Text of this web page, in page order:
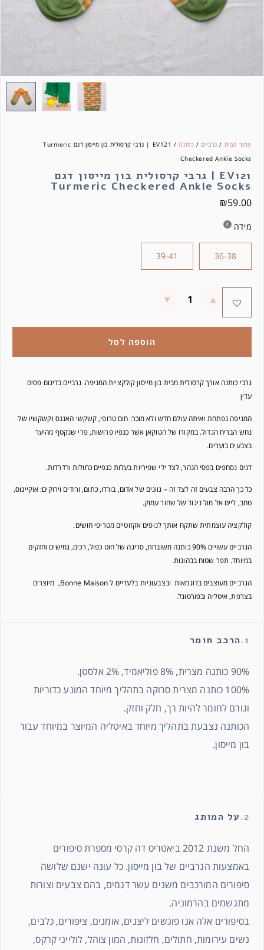
עמוד הבית / גרביים/ כותנה
/ EV121 | גרבי קרסולית בון מייסון דגם Turmeric
Checkered Ankle Socks
EV121 | גרבי קרסולית בון מייסון דגם
Turmeric Checkered Ankle Socks
₪59.00
מידה
36-38
39-41
הוספה לסל
גרבי כותנה אורך קרסולית מבית בון מייסון קולקציית המניפה. גרביים בדיגום פסים
עדין
המניפה נפתחת ואיתה עולם חדש ולא מוכר: חום טרופי, קשקשי האננס וקשקשיו של
נחש הבריח הגדול. במקורו של הטוקאן אשר כנפיו פרושות, פרי שנקטף מהיער
בצבעים בוערים.
דגים נסחפים בפסי הנהר, לצד ידי שפיריות בעלות כנפיים כחולות ורדרדות.
כל כך הרבה צבעים זה לצד זה – גוונים של אדום, בורדו, כתום, ורודים וירוקים: אוקיינוס,
טחב, ליים אל מול ניגוד של שחור עמוק.
קולקציה עוצמתית שתקח אותך לנופים אקזוטיים מטריפי חושים.
הגרביים עשויים 90% כותנה משובחת, סריגה של חוט כפול, רכים, גמישים וחזקים
במיוחד. תפר שטוח בבהונות.
הגרביים מעוצבים בדוגמאות ובצבעוניות בלעדיים ל Bonne Maison, מיוצרים
בצרפת, איטליה ובפורטוגל.
1. הרכב חומר
90% כותנה מצרית, 8% פוליאמיד, 2% אלסטן.
100% כותנה מצרית סרוקה בתהליך מיוחד המונע כדוריות
וגורם לחומר להיות רך, חלק וחזק.
הכותנה נצבעת בתהליך מיוחד באיטליה המיוצר במיוחד עבור
בון מייסון.
2. על המותג
החל משנת 2012 ביאטריס דה קרסי מספרת סיפורים
באמצעות הגרביים של בון מייסון. כל עונה ישנם שלושה
סיפורים המורכבים משנים עשר דגמים, בהם צבעים וצורות
מתגשמים בהרמוניה.
בסיפורים אלה אנו פוגשים ליצנים, אומנים, ציפורים, כלבים,
נשים עירומות, חתולים, חלזונות, המון צוהל, לולייני קרקס,